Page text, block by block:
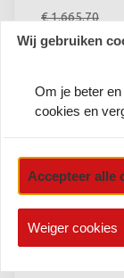
€1.665,70
€
Deze
direct
Wij gebruiken
Om je beter
cookies en
Accepteer alle
Weiger cookies